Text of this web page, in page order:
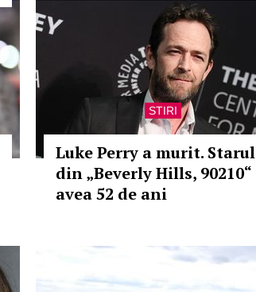
STIRI
Luke Perry a murit. Starul
din „Beverly Hills, 90210“
avea 52 de ani